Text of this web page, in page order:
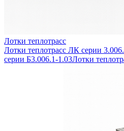
Лотки теплотрасс
Лотки теплотрасс ЛК серии
серии Б3.006.1-1.03Лотки